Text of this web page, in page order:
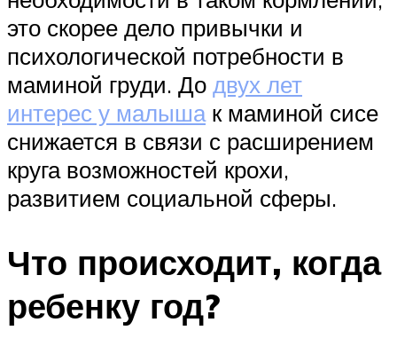
это скорее дело привычки и
психологической потребности в
маминой груди. До двух лет
интерес у малышак маминой сисе
снижается в связи с расширением
круга возможностей крохи,
развитием социальной сферы.
Что происходит, когда
ребенку год?